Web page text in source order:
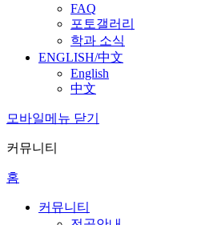
FAQ
포토갤러리
학과 소식
ENGLISH/中文
English
中文
모바일메뉴 닫기
커뮤니티
홈
커뮤니티